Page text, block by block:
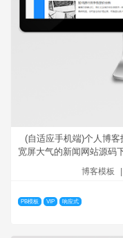
(自适应手机端)个人博
宽屏大气的新闻网站源码
博客模板
PB模板 VIP 响应式